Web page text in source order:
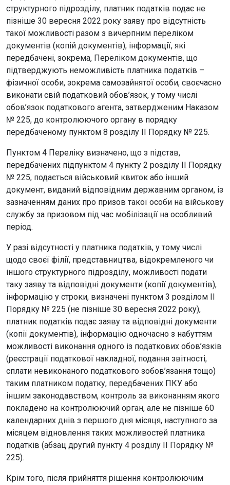
структурного підрозділу, платник податків подає не
пізніше 30 вересня 2022 року заяву про відсутність
такої можливості разом з вичерпним переліком
документів (копій документів), інформації, які
передбачені, зокрема, Переліком документів, що
підтверджують неможливість платника податків –
фізичної особи, зокрема самозайнятої особи, своєчасно
виконати свій податковий обов’язок, у тому числі
обов’язок податкового агента, затвердженим Наказом
№ 225, до контролюючого органу в порядку
передбаченому пунктом 8 розділу ІІ Порядку № 225.
Пунктом 4 Переліку визначено, що з підстав,
передбачених підпунктом 4 пункту 2 розділу II Порядку
№ 225, подається військовий квиток або інший
документ, виданий відповідним державним органом, із
зазначенням даних про призов такої особи на військову
службу за призовом під час мобілізації на особливий
період.
У разі відсутності у платника податків, у тому числі
щодо своєї філії, представництва, відокремленого чи
іншого структурного підрозділу, можливості подати
таку заяву та відповідні документи (копії документів),
інформацію у строки, визначені пунктом 3 розділом ІІ
Порядку № 225 (не пізніше 30 вересня 2022 року),
платник податків подає заяву та відповідні документи
(копії документів), інформацію одночасно з набуттям
можливості виконання одного із податкових обов’язків
(реєстрації податкової накладної, подання звітності,
сплати невиконаного податкового зобов’язання тощо)
таким платником податку, передбачених ПКУ або
іншим законодавством, контроль за виконанням якого
покладено на контролюючий орган, але не пізніше 60
календарних днів з першого дня місяця, наступного за
місяцем відновлення таких можливостей платника
податків (абзац другий пункту 4 розділу ІІ Порядку №
225).
Крім того, після прийняття рішення контролюючим